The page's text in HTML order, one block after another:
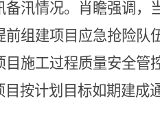
汛情况。肖瞻强调，
组建项目应急抢险队
施工过程质量安全管
按计划目标如期建成通